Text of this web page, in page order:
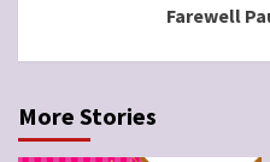
Farewell
More Stories